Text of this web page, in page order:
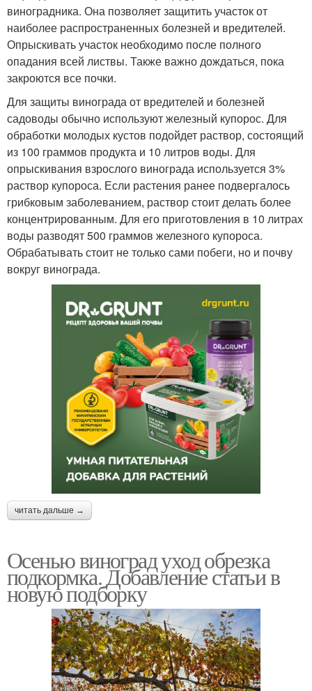
виноградника. Она позволяет защитить участок от
наиболее распространенных болезней и вредителей.
Опрыскивать участок необходимо после полного
опадания всей листвы. Также важно дождаться, пока
закроются все почки.
Для защиты винограда от вредителей и болезней
садоводы обычно используют железный купорос. Для
обработки молодых кустов подойдет раствор, состоящий
из 100 граммов продукта и 10 литров воды. Для
опрыскивания взрослого винограда используется 3%
раствор купороса. Если растения ранее подвергалось
грибковым заболеванием, раствор стоит делать более
концентрированным. Для его приготовления в 10 литрах
воды разводят 500 граммов железного купороса.
Обрабатывать стоит не только сами побеги, но и почву
вокруг винограда.
читать дальше →
Осенью виноград уход обрезка
подкормка. Добавление статьи в
новую подборку